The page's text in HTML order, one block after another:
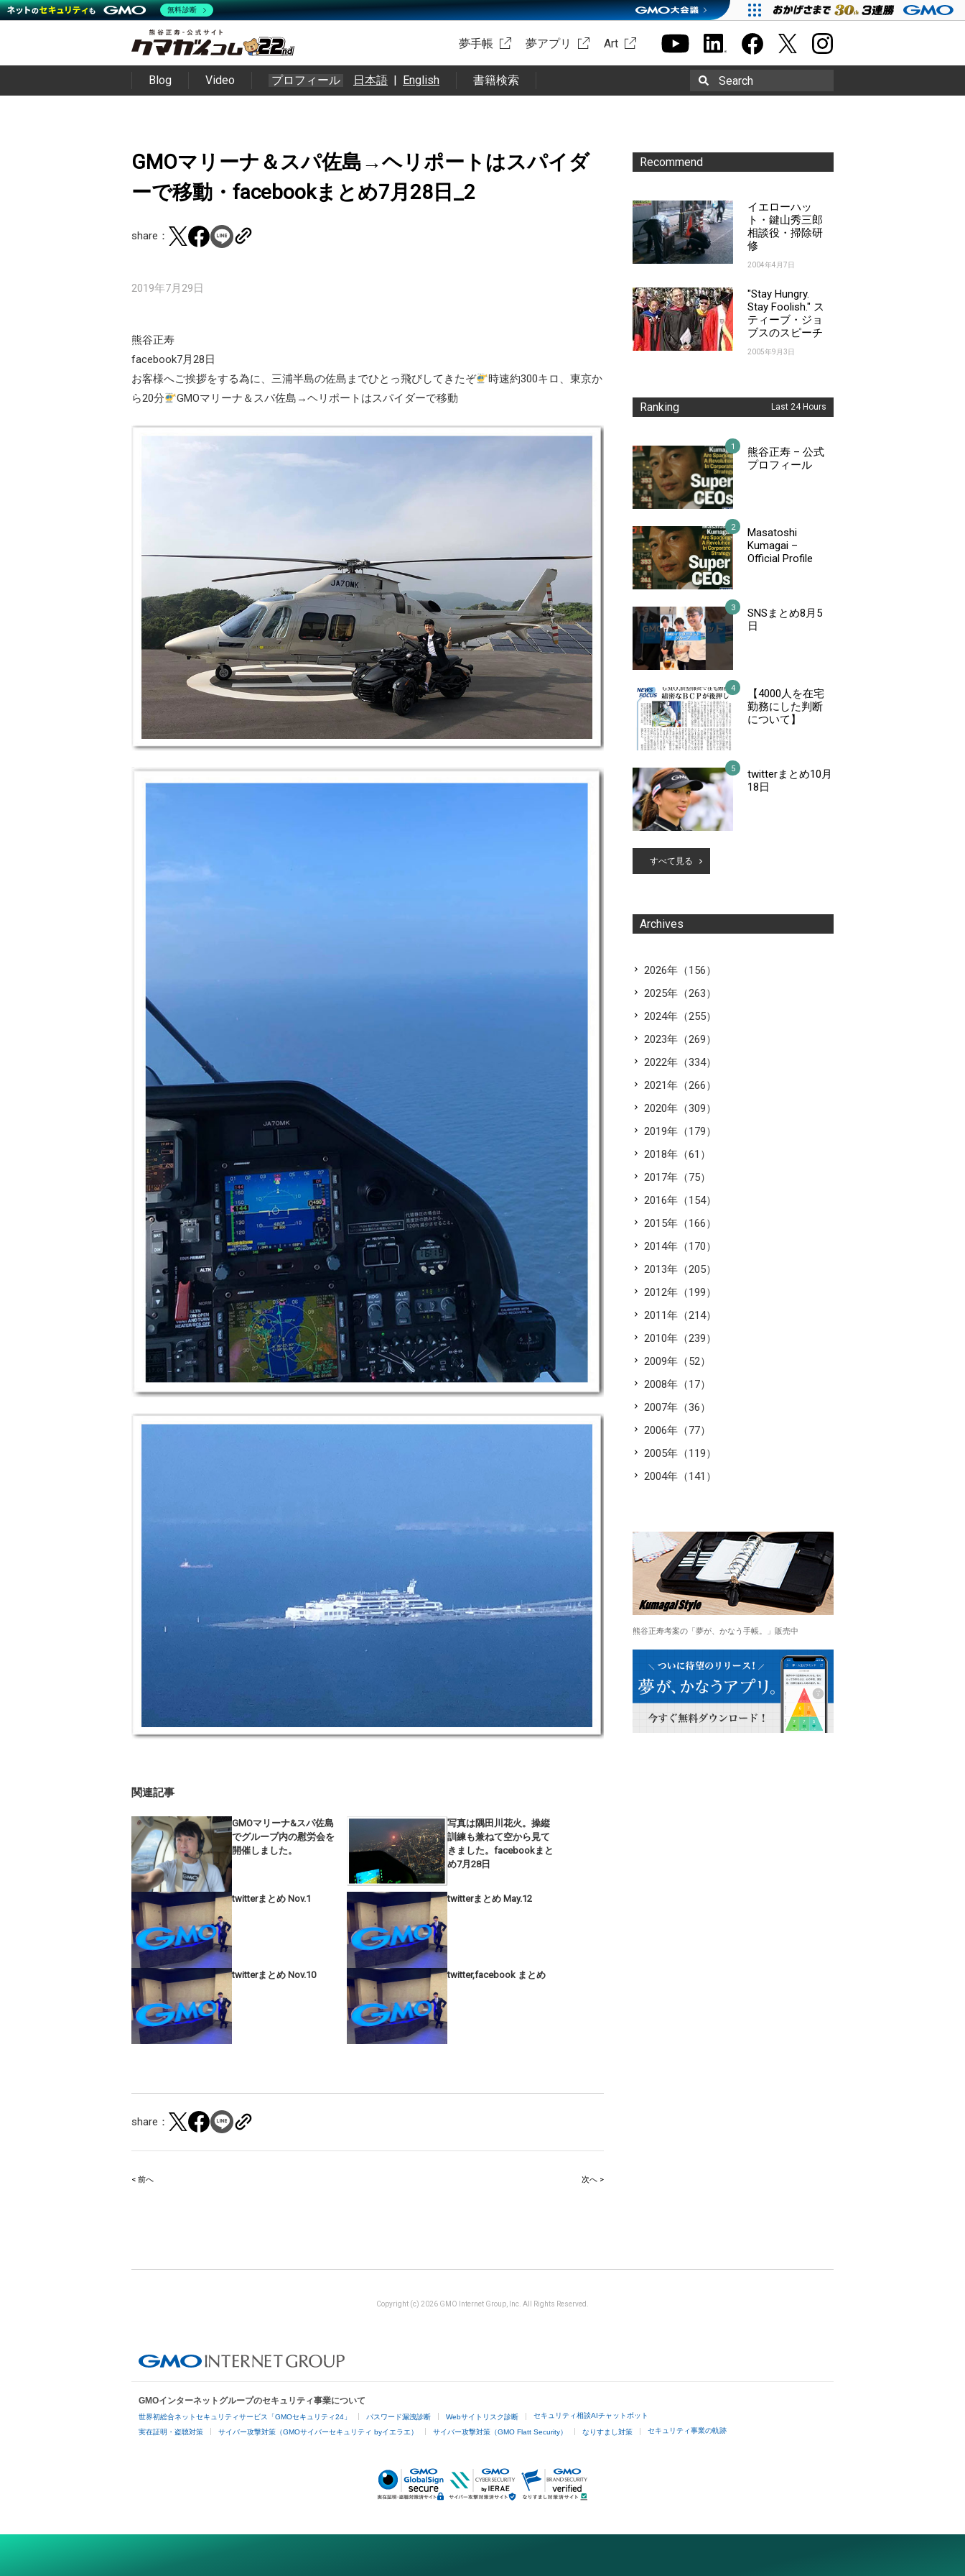
夢手帳 夢アプリ Art
Blog Video プロフィール 日本語 | English 書籍検索 Search
GMOマリーナ＆スパ佐島→ヘリポートはスパイダ
ーで移動・facebookまとめ7月28日_2
share：
2019年7月29日
熊谷正寿
facebook7月28日
お客様へご挨拶をする為に、三浦半島の佐島までひとっ飛びしてきたぞ
時速約300キロ、東京か
ら20分
GMOマリーナ＆スパ佐島→ヘリポートはスパイダーで移動
関連記事
GMOマリーナ&スパ佐島
でグループ内の慰労会を
開催しました。
写真は隅田川花火。操縦
訓練も兼ねて空から見て
きました。facebookまと
め7月28日
twitterまとめ Nov.1 twitterまとめ May.12
twitterまとめ Nov.10 twitter,facebook まとめ
share：
Post
< 前へ 次へ >
Recommend
イエローハッ
ト・鍵山秀三郎
相談役・掃除研
修
2004年4月7日
"Stay Hungry.
Stay Foolish." ス
ティーブ・ジョ
ブスのスピーチ
2005年9月3日
Ranking Last 24 Hours
熊谷正寿 – 公式
プロフィール
Masatoshi
Kumagai –
Official Profile
SNSまとめ8月5
日
【4000人を在宅
勤務にした判断
について】
twitterまとめ10月
18日
すべて見る
Archives
2026年（156）
2025年（263）
2024年（255）
2023年（269）
2022年（334）
2021年（266）
2020年（309）
2019年（179）
2018年（61）
2017年（75）
2016年（154）
2015年（166）
2014年（170）
2013年（205）
2012年（199）
2011年（214）
2010年（239）
2009年（52）
2008年（17）
2007年（36）
2006年（77）
2005年（119）
2004年（141）
熊谷正寿考案の「夢が、かなう手帳。」販売中
Copyright (c) 2026 GMO Internet Group, Inc. All Rights Reserved.
GMOインターネットグループのセキュリティ事業について
世界初総合ネットセキュリティサービス「GMOセキュリティ24」 パスワード漏洩診断 Webサイトリスク診断 セキュリティ相談AIチャットボット
実在証明・盗聴対策 サイバー攻撃対策（GMOサイバーセキュリティ byイエラエ） サイバー攻撃対策（GMO Flatt Security） なりすまし対策 セキュリティ事業の軌跡
無料診断